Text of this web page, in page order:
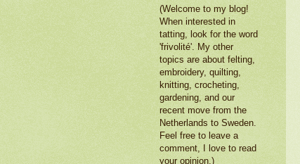
(Welcome to my blog!
When interested in
tatting, look for the word
'frivolité'. My other
topics are about felting,
embroidery, quilting,
knitting, crocheting,
gardening, and our
recent move from the
Netherlands to Sweden.
Feel free to leave a
comment, I love to read
your opinion.)